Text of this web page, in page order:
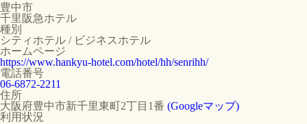
豊中市
千里阪急ホテル
種別
シティホテル / ビジネスホテル
ホームページ
https://www.hankyu-hotel.com/hotel/hh/senrihh/
電話番号
06-6872-2211
住所
大阪府豊中市新千里東町2丁目1番 (Googleマップ)
利用状況